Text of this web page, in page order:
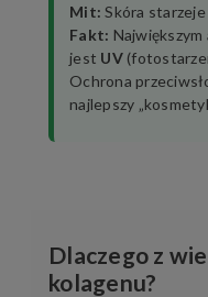
Mit: Skóra
Fakt:
jest UV
Ochrona
najlepszy
Dlaczego z
kolagenu?